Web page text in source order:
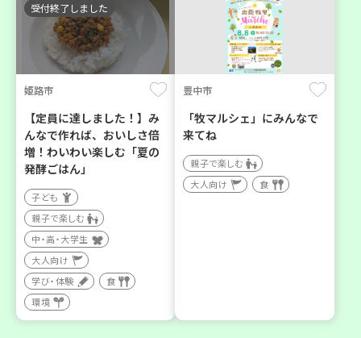
受付終了しました
姫路市
【定員に達しました！】み
んなで作れば、おいしさ倍
増！わいわい楽しむ「夏の
発酵ごはん」
子ども
親子で楽しむ
中・高・大学生
大人向け
学び・体験
食
環境
豊中市
「牧マルシェ」にみんなで
来てね
親子で楽しむ
大人向け
食